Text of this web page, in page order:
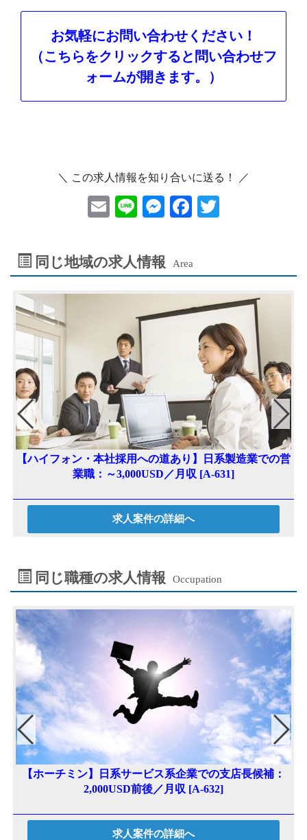
お気軽にお問い合わせください！
（こちらをクリックすると問い合わせフ
ォームが開きます。）
＼ この求人情報を知り合いに送る！ ／
E
ai
l
Li M
n
ge
r
F
oo
k
er
同じ地域の求人情報 Area
【ハイフォン・本社採用への道あり】日系製造業での営
業職：～3,000USD／月収 [A-631]
求人案件の詳細へ
同じ職種の求人情報 Occupation
【ホーチミン】日系サービス系企業での支店長候補：
2,000USD前後／月収 [A-632]
求人案件の詳細へ